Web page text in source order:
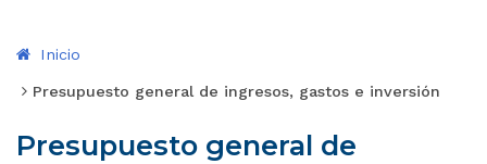
Inicio
Presupuesto general de ingresos, gastos e inversión
Presupuesto general de